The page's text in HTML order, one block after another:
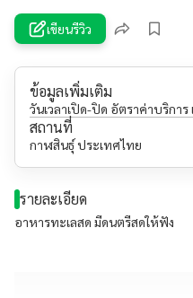
เขียนรีวิว
ข้อมูลเพิ่มเติม
วันเวลาเปิด-ปิด อัตราค่าบริกา
สถานที่
กาฬสินธุ์ ประเทศไทย
รายละเอียด
อาหารทะเลสด มีดนตรีสดให้ฟัง